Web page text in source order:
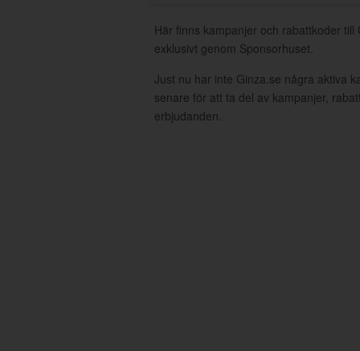
Här finns kampanjer och rabattkoder till
exklusivt genom Sponsorhuset.
Just nu har inte Ginza.se några aktiva
senare för att ta del av kampanjer,
erbjudanden.